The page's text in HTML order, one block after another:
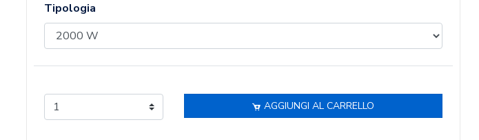
Tipologia
AGGIUNGI AL CARRELLO